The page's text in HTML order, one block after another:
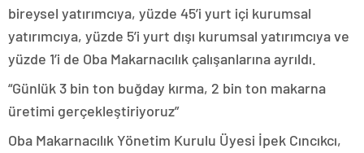
bireysel yatırımcıya, yüzde 45’i yurt içi kurumsal
yatırımcıya, yüzde 5’i yurt dışı kurumsal yatırımcıya ve
yüzde 1’i de Oba Makarnacılık çalışanlarına ayrıldı.
“Günlük 3 bin ton buğday kırma, 2 bin ton makarna
üretimi gerçekleştiriyoruz”
Oba Makarnacılık Yönetim Kurulu Üyesi İpek Cıncıkcı,